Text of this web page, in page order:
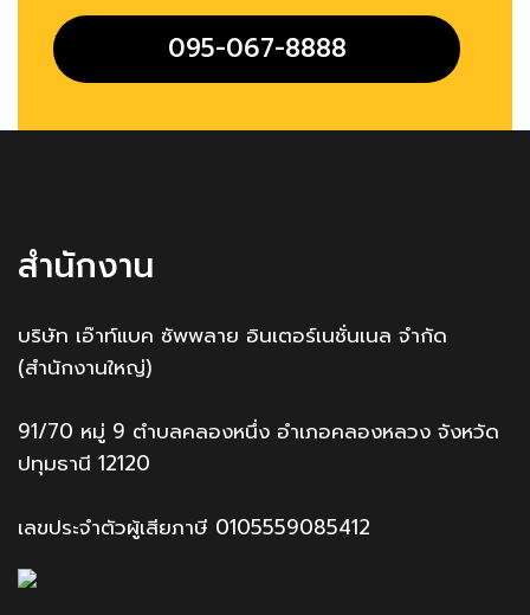
095-067-8888
สำนักงาน
บริษัท เอ๊าท์แบค ซัพพลาย อินเตอร์เนชั่นเนล จำกัด
(สำนักงานใหญ่)
91/70 หมู่ 9 ตำบลคลองหนึ่ง อำเภอคลองหลวง จังหวัด
ปทุมธานี 12120
เลขประจำตัวผู้เสียภาษี 0105559085412